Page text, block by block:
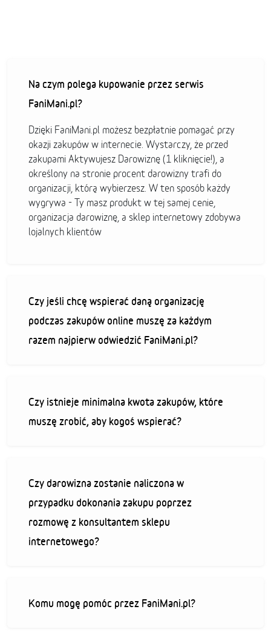
Na czym polega kupowanie przez serwis
FaniMani.pl?
Dzięki FaniMani.pl możesz bezpłatnie pomagać przy
okazji zakupów w internecie. Wystarczy, że przed
zakupami Aktywujesz Darowiznę (1 kliknięcie!), a
określony na stronie procent darowizny trafi do
organizacji, którą wybierzesz. W ten sposób każdy
wygrywa - Ty masz produkt w tej samej cenie,
organizacja darowiznę, a sklep internetowy zdobywa
lojalnych klientów
Czy jeśli chcę wspierać daną organizację
podczas zakupów online muszę za każdym
razem najpierw odwiedzić FaniMani.pl?
Czy istnieje minimalna kwota zakupów, które
muszę zrobić, aby kogoś wspierać?
Czy darowizna zostanie naliczona w
przypadku dokonania zakupu poprzez
rozmowę z konsultantem sklepu
internetowego?
Komu mogę pomóc przez FaniMani.pl?